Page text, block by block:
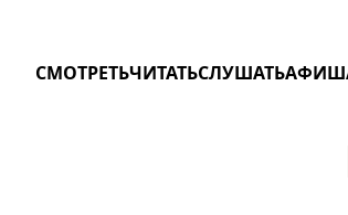
СМОТРЕТЬЧИТАТЬСЛУШАТЬ